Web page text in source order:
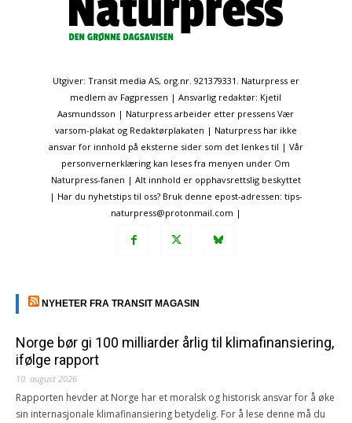
Utgiver: Transit media AS, org.nr. 921379331. Naturpress er
medlem av Fagpressen | Ansvarlig redaktør: Kjetil
Aasmundsson | Naturpress arbeider etter pressens Vær
varsom-plakat og Redaktørplakaten | Naturpress har ikke
ansvar for innhold på eksterne sider som det lenkes til | Vår
personvernerklæring kan leses fra menyen under Om
Naturpress-fanen | Alt innhold er opphavsrettslig beskyttet
| Har du nyhetstips til oss? Bruk denne epost-adressen: tips-
naturpress@protonmail.com |
NYHETER FRA TRANSIT MAGASIN
Norge bør gi 100 milliarder årlig til klimafinansiering,
ifølge rapport
10. august 2026
Rapporten hevder at Norge har et moralsk og historisk ansvar for å øke
sin internasjonale klimafinansiering betydelig. For å lese denne må du